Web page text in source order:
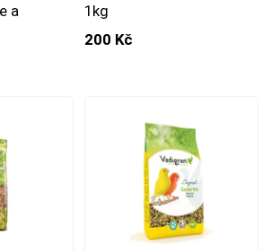
a
1kg
200 Kč